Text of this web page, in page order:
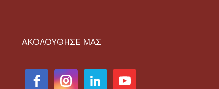
ΑΚΟΛΟΥΘΗΣΕ ΜΑΣ